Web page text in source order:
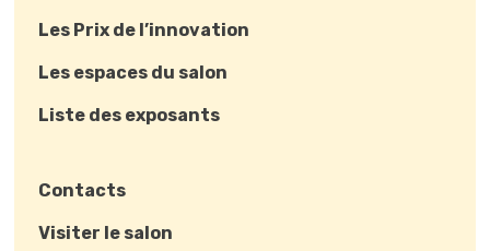
Les Prix de l’innovation
Les espaces du salon
Liste des exposants
Contacts
Visiter le salon